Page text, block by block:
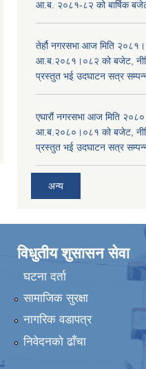
आ.ब. २०८१-८२ को बार्षिक
तेर्हौ नगरसभा आज मिति
आ.ब.२०८१।०८२ को बजेट,
प्रस्तुत भई उदघाटन सत्र
एघारौं नगरसभा आज मिति
आ.ब.२०८०।०८१ को बजेट,
प्रस्तुत भई उदघाटन सत्र
अन्य
विधुतीय शुसासन सेवा
घटना दर्ता
सामाजिक सुरक्षा
नागरिक वडापत्र
निवेदनको ढाँचा